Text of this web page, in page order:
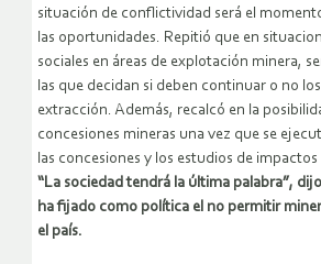
situación de conflictividad será el
las oportunidades. Repitió que en
sociales en áreas de explotación minera,
las que decidan si deben continuar o no
extracción. Además, recalcó en la
concesiones mineras una vez que se
las concesiones y los estudios de
“La sociedad tendrá la última palabra”,
ha fijado como política el no permitir
el país.